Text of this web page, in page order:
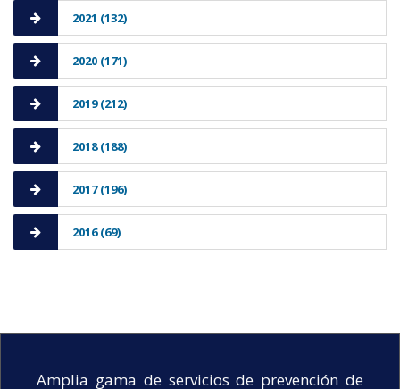
2021 (132)
2020 (171)
2019 (212)
2018 (188)
2017 (196)
2016 (69)
Amplia gama de servicios de prevención de